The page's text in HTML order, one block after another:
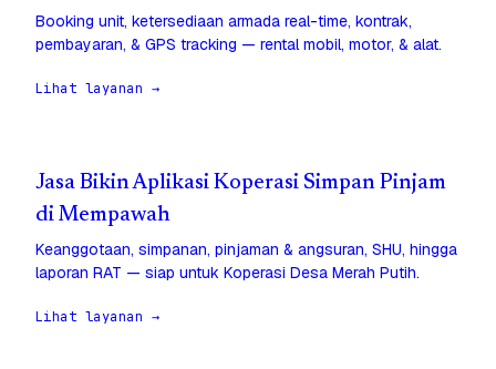
Booking unit, ketersediaan armada real-time, kontrak,
pembayaran, & GPS tracking — rental mobil, motor, & alat.
Lihat layanan →
Jasa Bikin Aplikasi Koperasi Simpan Pinjam
di Mempawah
Keanggotaan, simpanan, pinjaman & angsuran, SHU, hingga
laporan RAT — siap untuk Koperasi Desa Merah Putih.
Lihat layanan →